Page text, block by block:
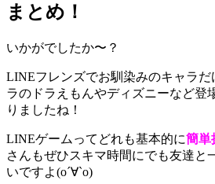
まとめ！
いかがでしたか〜？
LINEフレンズでお馴染みのキャラだ
ラのドラえもんやディズニーなど登
りましたね！
LINEゲームってどれも基本的に簡単
さんもぜひスキマ時間にでも友達と
いですよ(о´∀`о)